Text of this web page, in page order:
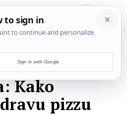
Kako
pizzu
Sign in with Google